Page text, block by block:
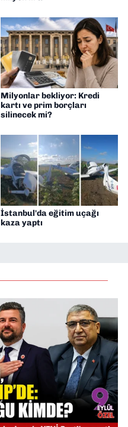
Milyonlar bekliyor: Kredi
kartı ve prim borçları
silinecek mi?
İstanbul'da eğitim uçağı
kaza yaptı